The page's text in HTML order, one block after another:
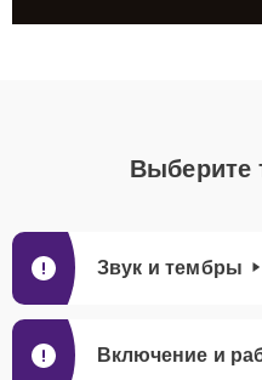
Выберите
Звук и тембры
Включение и